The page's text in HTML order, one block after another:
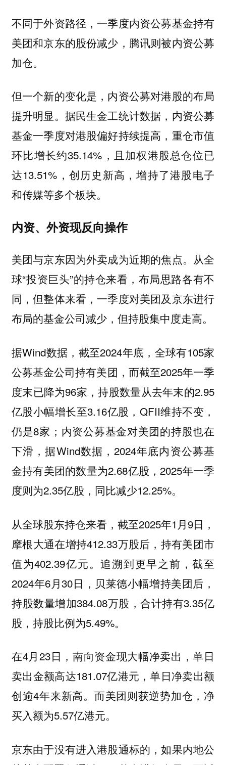
不同于外资路径，一季度内资公募基金持有
美团和京东的股份减少，腾讯则被内资公募
加仓。
但一个新的变化是，内资公募对港股的布局
提升明显。据民生金工统计数据，内资公募
基金一季度对港股偏好持续提高，重仓市值
环比增长约35.14%，且加权港股总仓位已
达13.51%，创历史新高，增持了港股电子
和传媒等多个板块。
内资、外资现反向操作
美团与京东因为外卖成为近期的焦点。从全
球“投资巨头”的持仓来看，布局思路各有不
同，但整体来看，一季度对美团及京东进行
布局的基金公司减少，但持股集中度走高。
据Wind数据，截至2024年底，全球有105家
公募基金公司持有美团，而截至2025年一季
度末已降为96家，持股数量从去年末的2.95
亿股小幅增长至3.16亿股，QFII维持不变，
仍是8家；内资公募基金对美团的持股也在
下滑，据Wind数据，2024年底内资公募基
金持有美团的数量为2.68亿股，2025年一季
度则为2.35亿股，同比减少12.25%。
从全球股东持仓来看，截至2025年1月9日，
摩根大通在增持412.33万股后，持有美团市
值为402.39亿元。追溯到更早之前，截至
2024年6月30日，贝莱德小幅增持美团后，
持股数量增加384.08万股，合计持有3.35亿
股，持股比例为5.49%。
在4月23日，南向资金现大幅净卖出，单日
卖出金额高达181.07亿港元，单日净卖出额
创逾4年来新高。而美团则获逆势加仓，净
买入额为5.57亿港元。
京东由于没有进入港股通标的，如果内地公